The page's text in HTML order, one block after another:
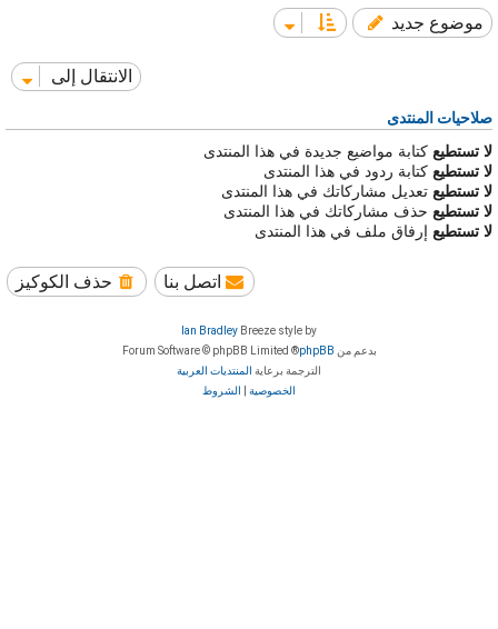
موضوع جديد
الانتقال إلى
صلاحيات المنتدى
لا تستطيع كتابة مواضيع جديدة في هذا المنتدى
لا تستطيع كتابة ردود في هذا المنتدى
لا تستطيع تعديل مشاركاتك في هذا المنتدى
لا تستطيع حذف مشاركاتك في هذا المنتدى
لا تستطيع إرفاق ملف في هذا المنتدى
حذف الكوكيز اتصل بنا
Breeze style by
Ian Bradley
بدعم من phpBB
® Forum Software © phpBB Limited
الترجمة برعاية المنتديات العربية
الخصوصية
الشروط